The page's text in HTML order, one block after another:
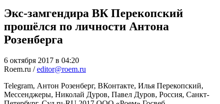
Экс-замгендира ВК Перекопский
прошёлся по личности Антона
Розенберга
6 октября 2017 в 04:20
Roem.ru /editor@roem.ru
Telegram, Антон Розенберг, ВКонтакте, Илья Перекопский,
Мессенджеры, Николай Дуров, Павел Дуров, Россия, Санкт-